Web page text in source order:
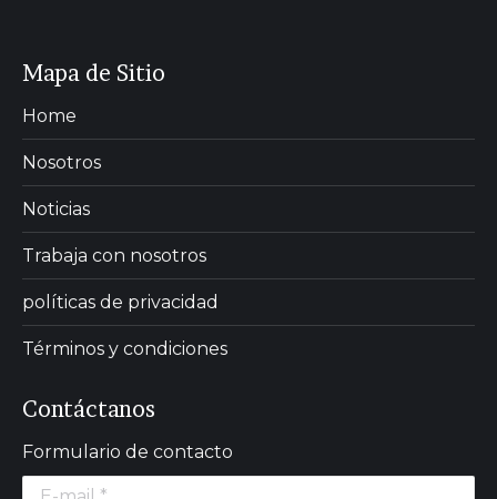
Mapa de Sitio
Home
Nosotros
Noticias
Trabaja con nosotros
políticas de privacidad
Términos y condiciones
Contáctanos
Formulario de contacto
E-mail *